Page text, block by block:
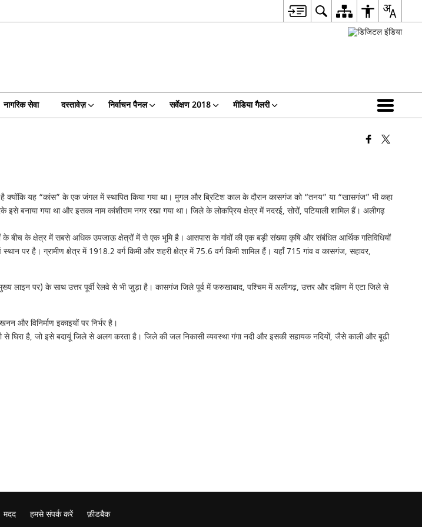
नागरिक सेवा दस्तावेज़ निर्वाचन पैनल सर्वेक्षण 2018 मीडिया गैलरी
यह “कांस” के एक जंगल में स्थापित किया गया था। मुगल और ब्रिटिश काल के दौरान कासगंज को “तनय” या “खासगंज” भी कहा
गया था और इसका नाम कांशीराम नगर रखा गया था। जिले के लोकप्रिय क्षेत्र में नदरई, सोरों, पटियाली शामिल हैं। अलीगढ़
बीच के क्षेत्र में सबसे अधिक उपजाऊ क्षेत्रों में से एक भूमि है। आसपास के गांवों की एक बड़ी संख्या कृषि और संबंधित आर्थिक गतिविधियों
पर है। ग्रामीण क्षेत्र में 1918.2 वर्ग किमी और शहरी क्षेत्र में 75.6 वर्ग किमी शामिल हैं। यहाँ 715 गांव व कासगंज, सहावर,
पर) के साथ उत्तर पूर्वी रेलवे से भी जुड़ा है। कासगंज जिले पूर्व में फरुखाबाद, पश्चिम में अलीगढ़, उत्तर और दक्षिण में एटा जिले से
विनिर्माण इकाइयों पर निर्भर है।
घिरा है, जो इसे बदायूं जिले से अलग करता है। जिले की जल निकासी व्यवस्था गंगा नदी और इसकी सहायक नदियों, जैसे काली और बूढी
मदद हमसे संपर्क करें फ़ीडबैक